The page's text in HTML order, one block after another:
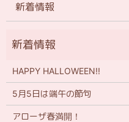
新着情報
HAPPY HALLOWEEN!!
5月5日は端午の節句
アローザ春満開！